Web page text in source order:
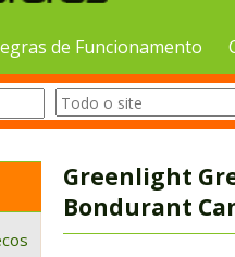
de Funcionamento
Greenlight
Bondurant